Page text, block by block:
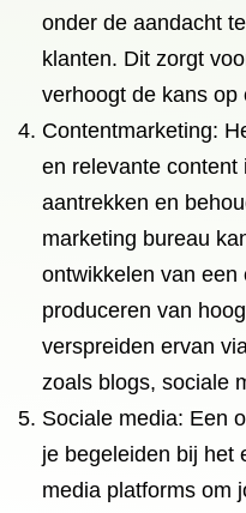
onder de aandacht
klanten. Dit zorgt
verhoogt de kans op
Contentmarketing:
en relevante
aantrekken en
marketing bureau
ontwikkelen van
produceren van
verspreiden ervan
zoals blogs, sociale
Sociale media: Een
je begeleiden bij het
media platforms om